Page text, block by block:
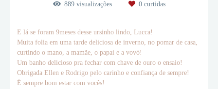
889visualizações 0curtidas
E lá se foram 9meses desse ursinho lindo, Lucca!
Muita folia em uma tarde deliciosa de inverno, no pomar de casa,
curtindo o mano, a mamãe, o papai e a vovó!
Um banho delicioso pra fechar com chave de ouro o ensaio!
Obrigada Ellen e Rodrigo pelo carinho e confiança de sempre!
É sempre bom estar com vocês!